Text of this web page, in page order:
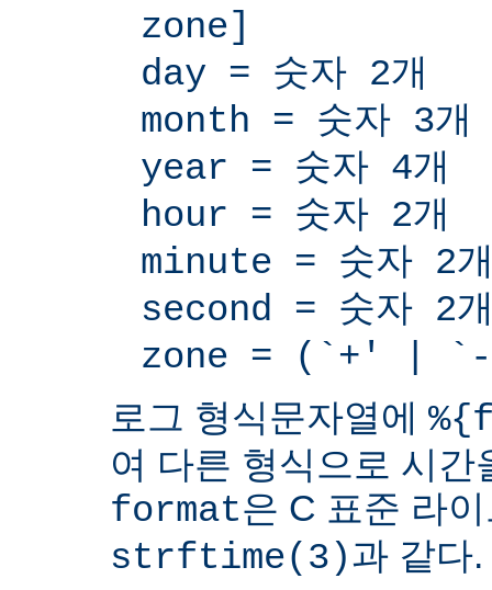
zone]
day = 숫자 2개
month = 숫자 3개
year = 숫자 4개
hour = 숫자 2개
minute = 숫자 2
second = 숫자 2
zone = (`+' | `-
로그 형식문자열에
여 다른 형식으로 시간
format은 C 표준 라
strftime(3)과 같다.